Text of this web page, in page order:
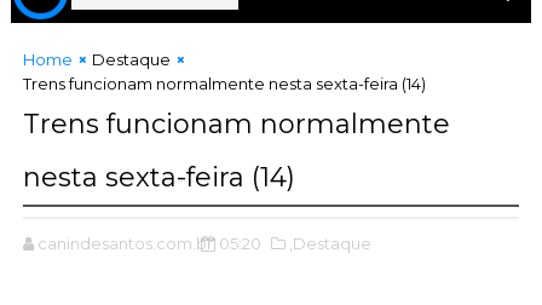
Home
Destaque
Trens funcionam normalmente nesta sexta-feira (14)
Trens funcionam normalmente
nesta sexta-feira (14)
canindesantos.com.br 05:20 ,Destaque